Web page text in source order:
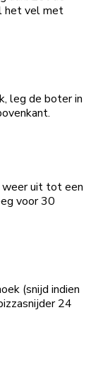
het vel met
leg de boter in
weer uit tot een
voor 30
(snijd indien
24